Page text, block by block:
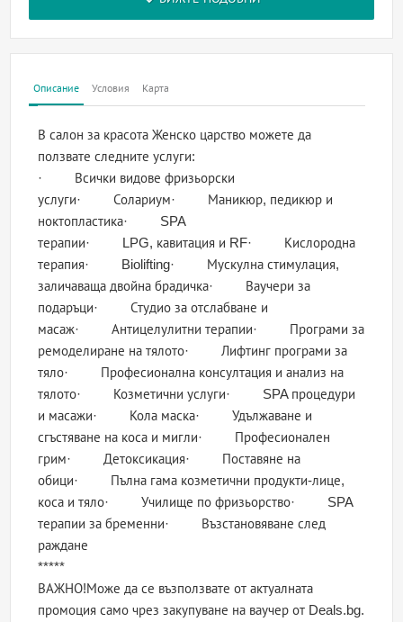
Описание Условия Карта
В салон за красота Женско царство можете да
ползвате следните услуги:
· Всички видове фризьорски
услуги· Солариум· Маникюр, педикюр и
ноктопластика· SPA
терапии· LPG, кавитация и RF· Кислородна
терапия· Biolifting· Мускулна стимулация,
заличаваща двойна брадичка· Ваучери за
подаръци· Студио за отслабване и
масаж· Антицелулитни терапии· Програми за
ремоделиране на тялото· Лифтинг програми за
тяло· Професионална консултация и анализ на
тялото· Козметични услуги· SPA процедури
и масажи· Кола маска· Удължаване и
сгъстяване на коса и мигли· Професионален
грим· Детоксикация· Поставяне на
обици· Пълна гама козметични продукти-лице,
коса и тяло· Училище по фризьорство· SPA
терапии за бременни· Възстановяване след
раждане
*****
ВАЖНО!Може да се възползвате от актуалната
промоция само чрез закупуване на ваучер от Deals.bg.